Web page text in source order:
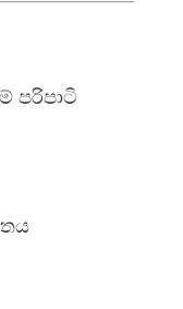
පරිපාටි